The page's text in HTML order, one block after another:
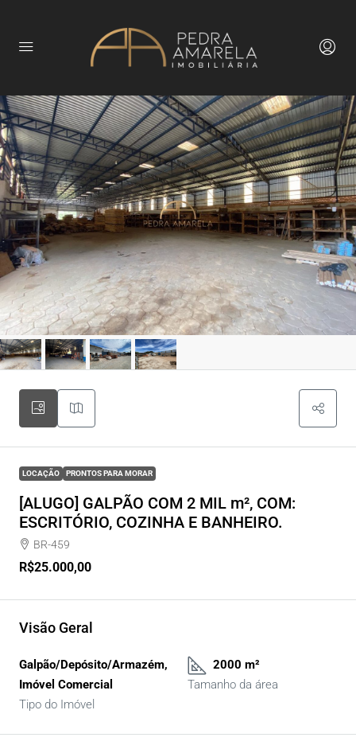
LOCAÇÃO PRONTOS PARA MORAR
[ALUGO] GALPÃO COM 2 MIL m², COM:
ESCRITÓRIO, COZINHA E BANHEIRO.
BR-459
R$25.000,00
Visão Geral
Galpão/Depósito/Armazém,
Imóvel Comercial
Tipo do Imóvel
2000 m²
Tamanho da área